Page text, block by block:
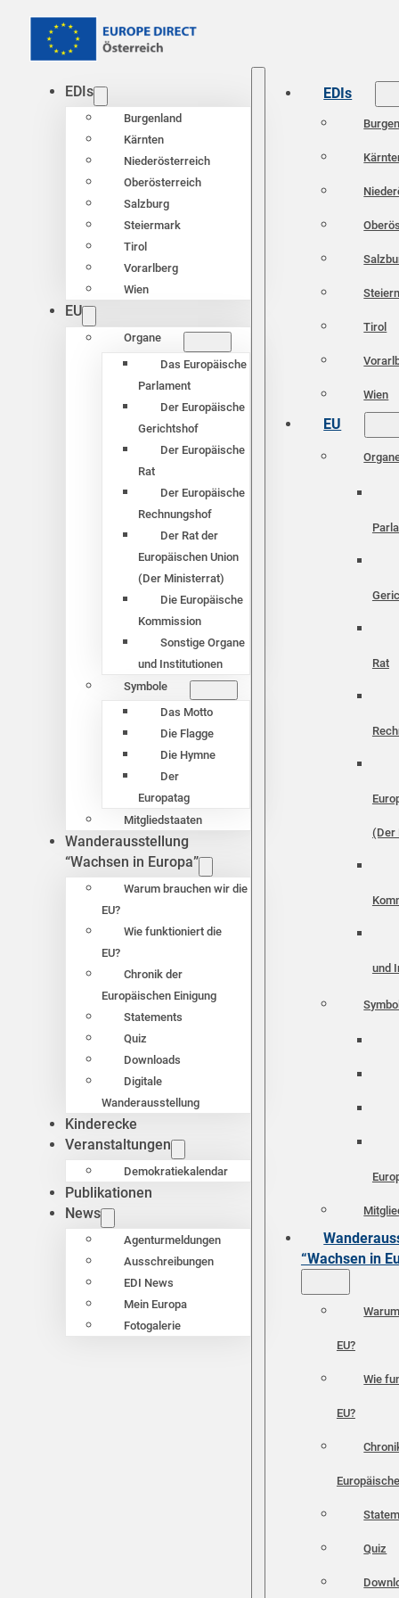
EDIs
Burgenland
Kärnten
Niederösterreich
Oberösterreich
Salzburg
Steiermark
Tirol
Vorarlberg
Wien
EU
Organe
Das Europäische
Parlament
Der Europäische
Gerichtshof
Der Europäische
Rat
Der Europäische
Rechnungshof
Der Rat der
Europäischen Union
(Der Ministerrat)
Die Europäische
Kommission
Sonstige Organe
und Institutionen
Symbole
Das Motto
Die Flagge
Die Hymne
Der
Europatag
Mitgliedstaaten
Wanderausstellung
“Wachsen in Europa”
Warum brauchen wir die
EU?
Wie funktioniert die
EU?
Chronik der
Europäischen Einigung
Statements
Quiz
Downloads
Digitale
Wanderausstellung
Kinderecke
Veranstaltungen
Demokratiekalendar
Publikationen
News
Agenturmeldungen
Ausschreibungen
EDI News
Mein Europa
Fotogalerie
EDIs
Tirol
Wien
EU
Rat
(Der
und
“Wachsen in
EU?
Wie
EU?
Quiz